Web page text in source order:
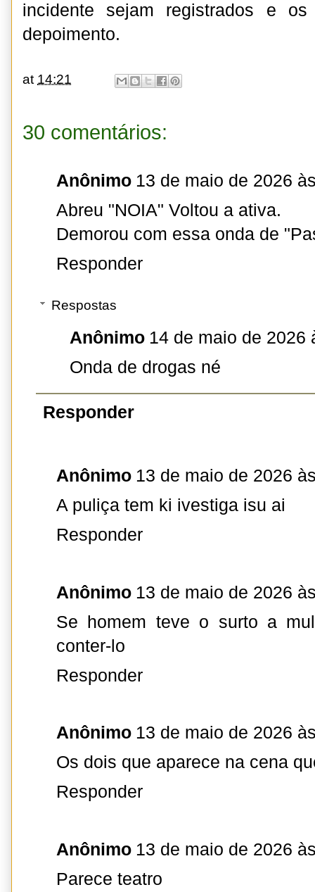
incidente sejam registrados e os
depoimento.
at 14:21
30 comentários:
Anônimo 13 de maio de 2026
Abreu "NOIA" Voltou a ativa.
Demorou com essa onda de
Responder
Respostas
Anônimo 14 de maio de 2026
Onda de drogas né
Responder
Anônimo 13 de maio de 2026
A puliça tem ki ivestiga isu ai
Responder
Anônimo 13 de maio de 2026
Se homem teve o surto a
conter-lo
Responder
Anônimo 13 de maio de 2026
Os dois que aparece na cena
Responder
Anônimo 13 de maio de 2026
Parece teatro